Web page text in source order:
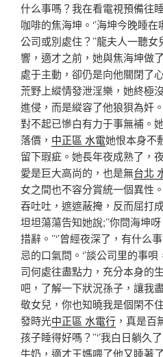
什么事嗎？我在看電視預備往
咖啡的焦海坤。‘’海坤今晚睡
公司或別處住？’’龍夫人一聽女
響，適才之前，她與焦海坤做
處于主動，卻仍是向他關閉了
荒野上縱情發泄淫樂，她終極
進侵，而是縱容了他狼狽為奸
對不起已慘白有力于事無補。
落價， 中正區 水電她恨本身不
留下瑕疵。她長年夜成熟了，
愛是巨大高尚的，也是無台北
女之間也不容分賞統一個異性
吞吐吐，遮遮蔽掩，反而屈打
坦坦蕩蕩告知她說;’’你問海坤
措辭。’’‘’曾經夜深了，有什么
忌的口氣問。‘’談公司里的事
司何處往盡點力，充分本身的生
吧，了解一下狀況孫子，讓我盡
敬女兒，你也知曉我是個閑不
發時光中正區 水電行 ，真是百
孩子睡得好嗎？’’‘’我白日躺
牛奶，適才王媽喂了他又睡著